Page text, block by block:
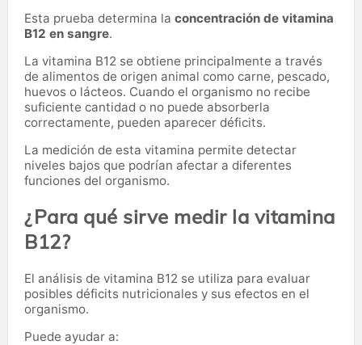
Esta prueba determina la concentración de vitamina
B12 en sangre.
La vitamina B12 se obtiene principalmente a través
de alimentos de origen animal como carne, pescado,
huevos o lácteos. Cuando el organismo no recibe
suficiente cantidad o no puede absorberla
correctamente, pueden aparecer déficits.
La medición de esta vitamina permite detectar
niveles bajos que podrían afectar a diferentes
funciones del organismo.
¿Para qué sirve medir la vitamina
B12?
El análisis de vitamina B12 se utiliza para evaluar
posibles déficits nutricionales y sus efectos en el
organismo.
Puede ayudar a: